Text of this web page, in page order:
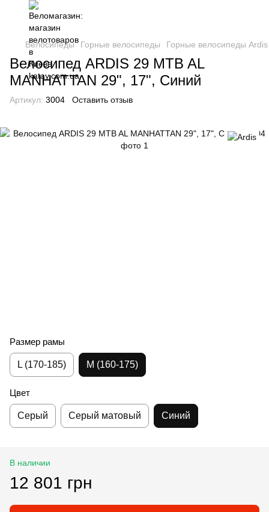
Велосипеды Горные велосипеды Горные велосипеды Ardis
Велосипед ARDIS 29 MTB AL
MANHATTAN 29", 17", Синий
Артикул: 3004 Оставить отзыв
Размер рамы
L (170-185) M (160-175)
Цвет
Серый Серый матовый Синий
В наличии
12 801 грн